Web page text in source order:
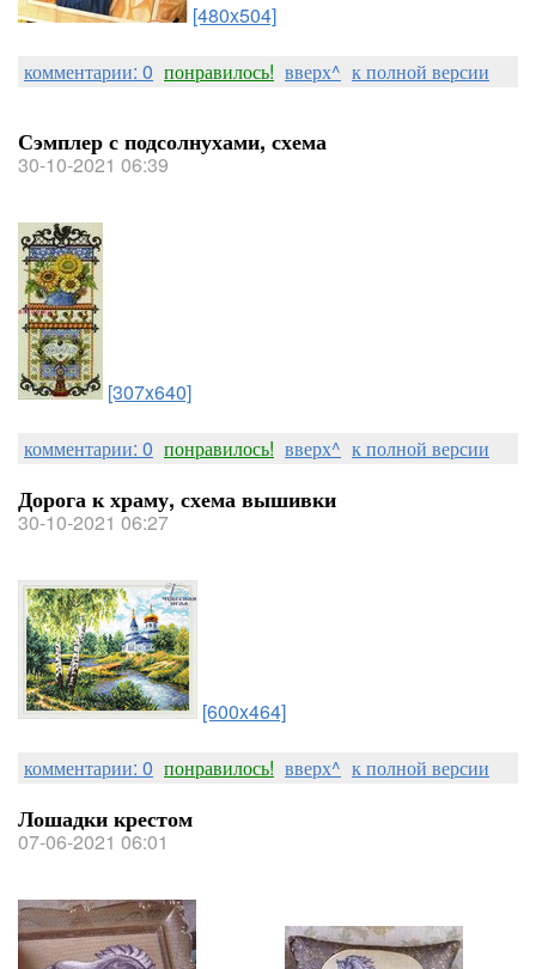
[480x504]
комментарии: 0 понравилось! вверх^ к полной версии
Сэмплер с подсолнухами, схема
30-10-2021 06:39
[307x640]
комментарии: 0 понравилось! вверх^ к полной версии
Дорога к храму, схема вышивки
30-10-2021 06:27
[600x464]
комментарии: 0 понравилось! вверх^ к полной версии
Лошадки крестом
07-06-2021 06:01